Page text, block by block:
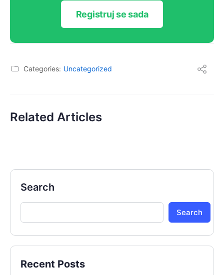
Registruj se sada
Categories: Uncategorized
Related Articles
Search
Search
Recent Posts